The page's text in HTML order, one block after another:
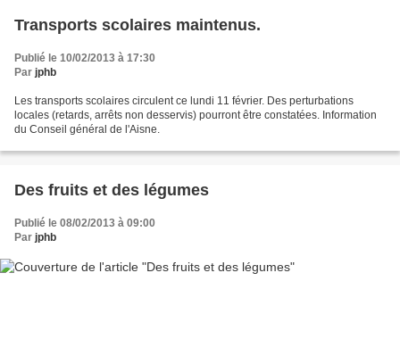
Transports scolaires maintenus.
Publié le 10/02/2013 à 17:30
Par jphb
Les transports scolaires circulent ce lundi 11 février. Des perturbations
locales (retards, arrêts non desservis) pourront être constatées. Information
du Conseil général de l'Aisne.
Des fruits et des légumes
Publié le 08/02/2013 à 09:00
Par jphb